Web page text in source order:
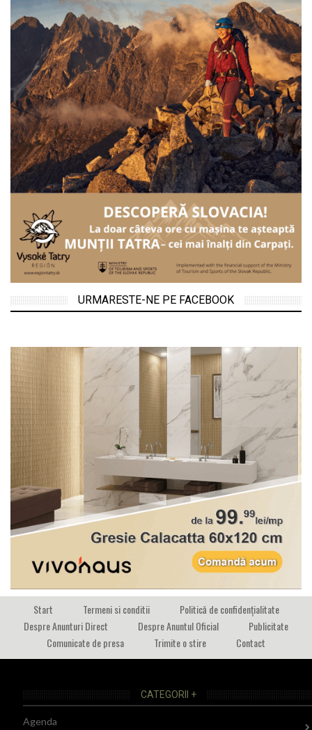
URMARESTE-NE PE FACEBOOK
Start Termeni si conditii
Politică de confidențialitate
Despre Anunturi Direct
Despre Anuntul Oficial
Publicitate
Comunicate de presa
Trimite o stire Contact
CATEGORII +
Agenda